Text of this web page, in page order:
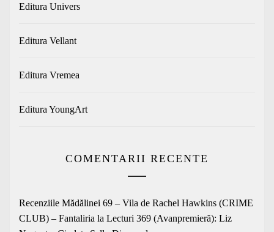
Editura Univers
Editura Vellant
Editura Vremea
Editura YoungArt
COMENTARII RECENTE
Recenziile Mădălinei 69 – Vila de Rachel Hawkins (CRIME
CLUB) – Fantaliria la Lecturi 369 (Avanpremieră): Liz